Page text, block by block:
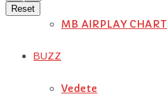
MB AIRPLAY CHART
BUZZ
Vedete
Reset